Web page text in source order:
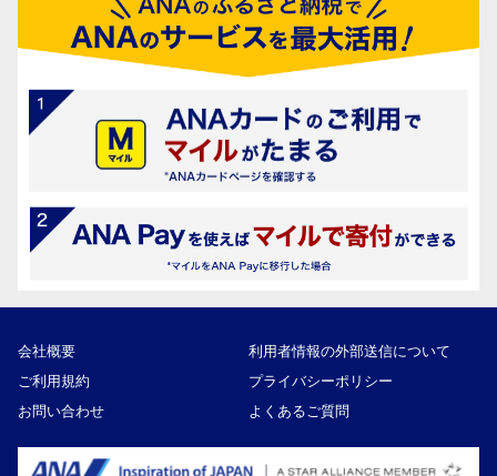
会社概要
利用者情報の外部送信について
ご利用規約
プライバシーポリシー
お問い合わせ
よくあるご質問